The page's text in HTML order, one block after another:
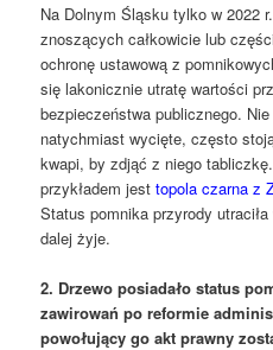
Na Dolnym Śląsku tylko w 2022
znoszących całkowicie lub
ochronę ustawową z
się lakonicznie utratę wartości
bezpieczeństwa publicznego.
natychmiast wycięte, często
kwapi, by zdjąć z niego
przykładem jesttopola czarna z
Status pomnika przyrody
dalej żyje.
2. Drzewo posiadało status
zawirowań po reformie
powołujący go akt prawny